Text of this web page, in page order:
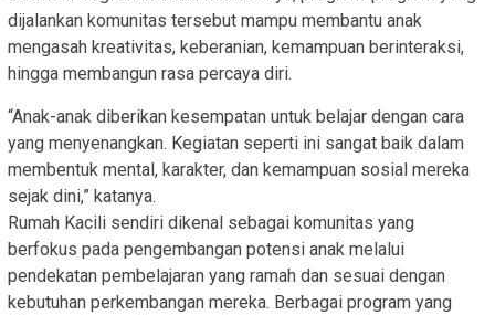
dijalankan komunitas tersebut mampu membantu anak
mengasah kreativitas, keberanian, kemampuan berinteraksi,
hingga membangun rasa percaya diri.
“Anak-anak diberikan kesempatan untuk belajar dengan cara
yang menyenangkan. Kegiatan seperti ini sangat baik dalam
membentuk mental, karakter, dan kemampuan sosial mereka
sejak dini,” katanya.
Rumah Kacili sendiri dikenal sebagai komunitas yang
berfokus pada pengembangan potensi anak melalui
pendekatan pembelajaran yang ramah dan sesuai dengan
kebutuhan perkembangan mereka. Berbagai program yang